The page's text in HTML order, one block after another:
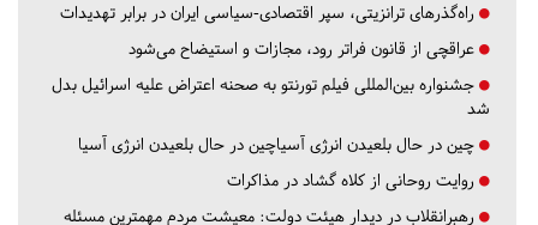
راه‌گذرهای ترانزیتی، سپر اقتصادی-سیاسی ایران در برابر تهدیدات
عراقچی از قانون فراتر رود، مجازات و استیضاح می‌شود
جشنواره بین‌المللی فیلم تورنتو به صحنه اعتراض علیه اسرائیل بدل
شد
چین در حال بلعیدن انرژی آسیاچین در حال بلعیدن انرژی آسیا
روایت روحانی از کلاه گشاد در مذاکرات
رهبرانقلاب در دیدار هیئت دولت: معیشت مردم مهمترین مسئله